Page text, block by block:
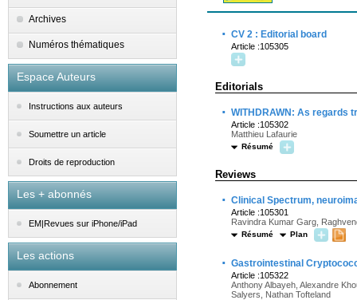
Archives
Numéros thématiques
Espace Auteurs
Instructions aux auteurs
Soumettre un article
Droits de reproduction
Les + abonnés
EM|Revues sur iPhone/iPad
Les actions
Abonnement
· CV 2 : Editorial board
Article :105305
Editorials
· WITHDRAWN: As regards
Article :105302
Matthieu Lafaurie
Résumé
Reviews
· Clinical Spectrum,
Article :105301
Ravindra Kumar Garg,
Résumé Plan
· Gastrointestinal
Article :105322
Anthony Albayeh, Alexandre
Salyers, Nathan Tofteland